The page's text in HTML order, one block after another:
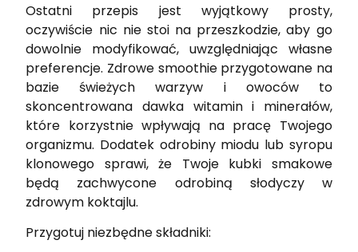
Ostatni przepis jest wyjątkowy prosty,
oczywiście nic nie stoi na przeszkodzie, aby go
dowolnie modyfikować, uwzględniając własne
preferencje. Zdrowe smoothie przygotowane na
bazie świeżych warzyw i owoców to
skoncentrowana dawka witamin i minerałów,
które korzystnie wpływają na pracę Twojego
organizmu. Dodatek odrobiny miodu lub syropu
klonowego sprawi, że Twoje kubki smakowe
będą zachwycone odrobiną słodyczy w
zdrowym koktajlu.
Przygotuj niezbędne składniki: